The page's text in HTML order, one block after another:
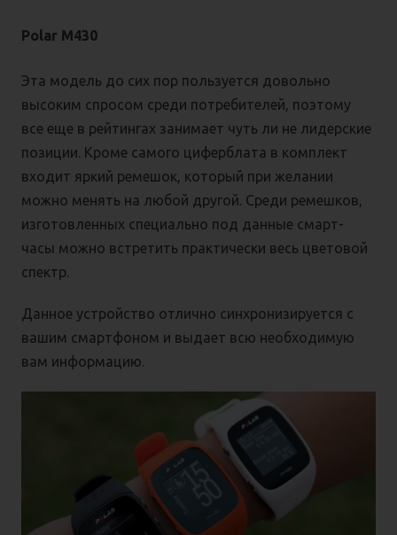
Polar M430
Эта модель до сих пор пользуется довольно
высоким спросом среди потребителей, поэтому
все еще в рейтингах занимает чуть ли не лидерские
позиции. Кроме самого циферблата в комплект
входит яркий ремешок, который при желании
можно менять на любой другой. Среди ремешков,
изготовленных специально под данные смарт-
часы можно встретить практически весь цветовой
спектр.
Данное устройство отлично синхронизируется с
вашим смартфоном и выдает всю необходимую
вам информацию.